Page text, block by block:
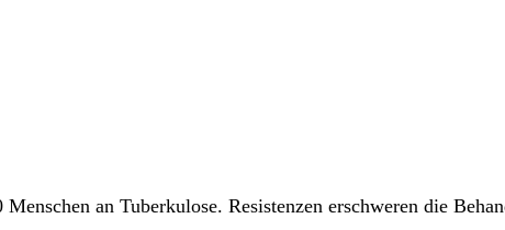
an Tuberkulose. Resistenzen erschweren die